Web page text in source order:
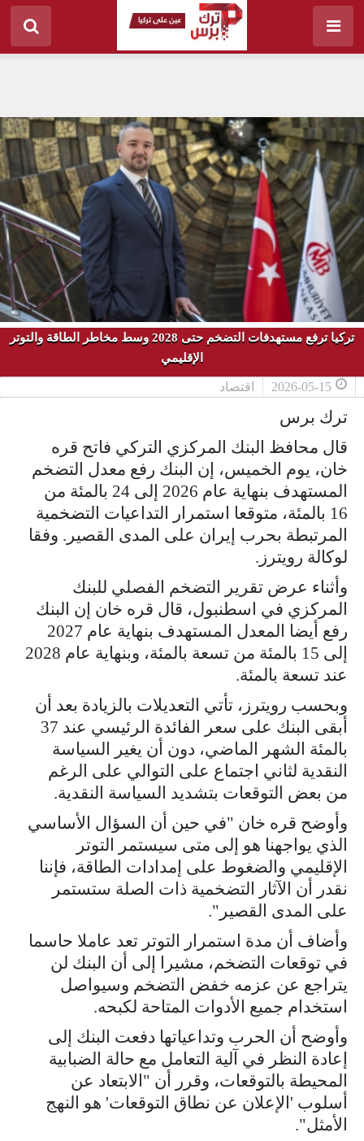
تركيا ترفع مستهدفات التضخم حتى 2028 وسط مخاطر الطاقة والتوتر
الإقليمي
2026-05-15 اقتصاد
ترك برس
قال محافظ البنك المركزي التركي فاتح قره
خان، يوم الخميس، إن البنك رفع معدل التضخم
المستهدف بنهاية عام 2026 إلى ​24 بالمئة من
16 بالمئة، متوقعا استمرار التداعيات التضخمية
المرتبطة بحرب إيران على ‌المدى القصير. وفقا
لوكالة رويترز.
وأثناء عرض تقرير التضخم الفصلي للبنك
المركزي في اسطنبول، قال قره خان إن البنك
رفع أيضا المعدل المستهدف بنهاية عام 2027
إلى 15 بالمئة من تسعة بالمئة، وبنهاية عام 2028
عند تسعة بالمئة.
وبحسب رويترز، تأتي التعديلات بالزيادة بعد أن
أبقى ​البنك على سعر الفائدة الرئيسي عند 37
بالمئة الشهر الماضي، دون أن يغير السياسة ​
النقدية لثاني اجتماع على التوالي على الرغم
من بعض التوقعات بتشديد السياسة النقدية.
وأوضح ⁠قره خان "في حين أن السؤال الأساسي
الذي يواجهنا هو إلى متى سيستمر التوتر
الإقليمي والضغوط ​على إمدادات الطاقة، فإننا
نقدر أن الآثار التضخمية ذات الصلة ستستمر
على المدى القصير".
وأضاف أن مدة استمرار ​التوتر تعد عاملا حاسما
في توقعات التضخم، مشيرا إلى أن البنك لن
يتراجع عن عزمه خفض التضخم وسيواصل
استخدام جميع الأدوات المتاحة لكبحه.
وأوضح أن الحرب وتداعياتها دفعت البنك إلى
إعادة النظر في آلية التعامل مع حالة الضبابية ​
المحيطة بالتوقعات، وقرر أن "الابتعاد عن
أسلوب 'الإعلان عن نطاق التوقعات' هو النهج
الأمثل".